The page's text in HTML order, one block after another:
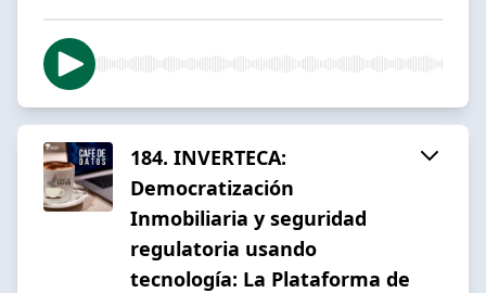
184. INVERTECA:
Democratización
Inmobiliaria y seguridad
regulatoria usando
tecnología: La Plataforma de